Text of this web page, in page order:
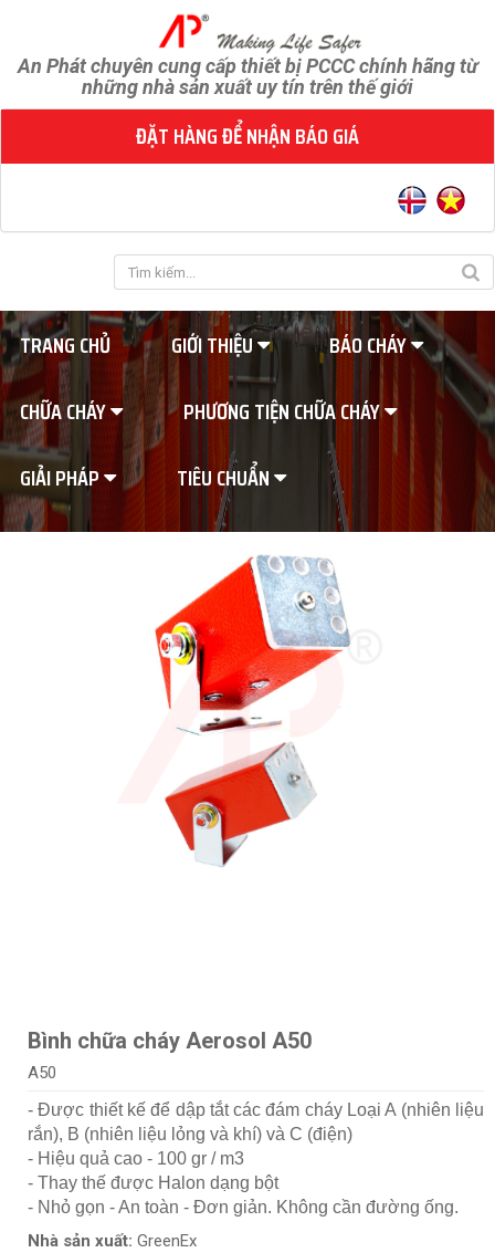
An Phát chuyên cung cấp thiết bị PCCC chính hãng từ
những nhà sản xuất uy tín trên thế giới
ĐẶT HÀNG ĐỂ NHẬN BÁO GIÁ
TRANG CHỦ GIỚI THIỆU
BÁO CHÁY
CHỮA CHÁY
PHƯƠNG TIỆN CHỮA CHÁY
GIẢI PHÁP
TIÊU CHUẨN
Bình chữa cháy Aerosol A50
A50
- Được thiết kế để dập tắt các đám cháy Loại A (nhiên liệu
rắn), B (nhiên liệu lỏng và khí) và C (điện)
- Hiệu quả cao - 100 gr / m3
- Thay thế được Halon dạng bột
- Nhỏ gọn - An toàn - Đơn giản. Không cần đường ống.
Nhà sản xuất: GreenEx